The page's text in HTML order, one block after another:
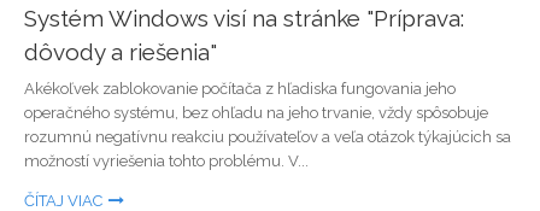
Systém Windows visí na stránke "Príprava:
dôvody a riešenia"
Akékoľvek zablokovanie počítača z hľadiska fungovania jeho
operačného systému, bez ohľadu na jeho trvanie, vždy spôsobuje
rozumnú negatívnu reakciu používateľov a veľa otázok týkajúcich sa
možností vyriešenia tohto problému. V...
ČÍTAJ VIAC